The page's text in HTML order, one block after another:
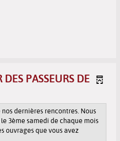
PASSEURS DE
dernières rencontres. Nous
3ème samedi de chaque mois
ouvrages que vous avez